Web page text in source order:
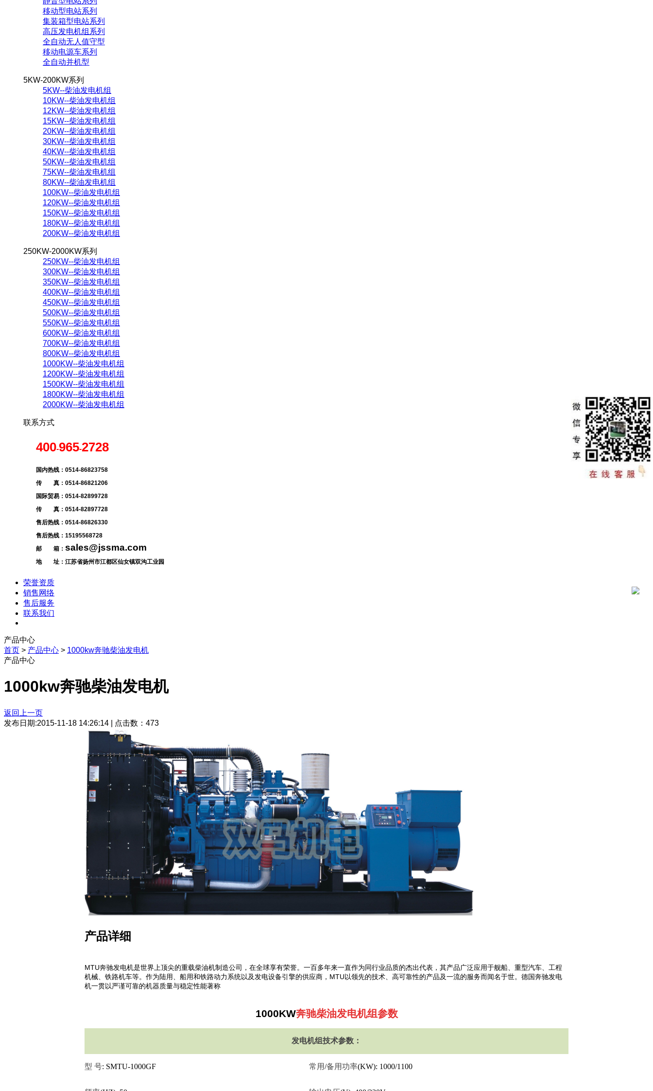
移动型电站系列
集装箱型电站系列
高压发电机组系列
全自动无人值守型
移动电源车系列
全自动并机型
5KW-200KW系列
5KW--柴油发电机组
10KW--柴油发电机组
12KW--柴油发电机组
15KW--柴油发电机组
20KW--柴油发电机组
30KW--柴油发电机组
40KW--柴油发电机组
50KW--柴油发电机组
75KW--柴油发电机组
80KW--柴油发电机组
100KW--柴油发电机组
120KW--柴油发电机组
150KW--柴油发电机组
180KW--柴油发电机组
200KW--柴油发电机组
250KW-2000KW系列
250KW--柴油发电机组
300KW--柴油发电机组
350KW--柴油发电机组
400KW--柴油发电机组
450KW--柴油发电机组
500KW--柴油发电机组
550KW--柴油发电机组
600KW--柴油发电机组
700KW--柴油发电机组
800KW--柴油发电机组
1000KW--柴油发电机组
1200KW--柴油发电机组
1500KW--柴油发电机组
1800KW--柴油发电机组
2000KW--柴油发电机组
联系方式
400-965-2728
国内热线：0514-86823758
传 真：0514-86821206
国际贸易：0514-82899728
传 真：0514-82897728
售后热线：0514-86826330
售后热线： 15195568728
邮 箱： sales@jssma.com
地 址：江苏省扬州市江都区仙女镇双沟工业园
荣誉资质
销售网络
售后服务
联系我们
产品中心
首页 > 产品中心 > 1000kw奔驰柴油发电机
产品中心
1000kw奔驰柴油发电机
返回上一页
发布日期:2015-11-18 14:26:14
点击数： 473
产品详细
MTU奔驰发电机是世界上顶尖的重载柴油机制造公司，在全球享有荣誉。一百多年来一直作为同行业品质的杰出代表，其产品广泛应用于舰船、重型汽车、工程
机械、铁路机车等。作为陆用、船用和铁路动力系统以及发电设备引擎的供应商，MTU以领先的技术、高可靠性的产品及一流的服务而闻名于世。德国奔驰发电
机一贯以严谨可靠的机器质量与稳定性能著称
1000KW奔驰柴油发电机组参数
发电机组技术参数：
型 号: SMTU-1000GF 常用/备用功率(KW): 1000/1100